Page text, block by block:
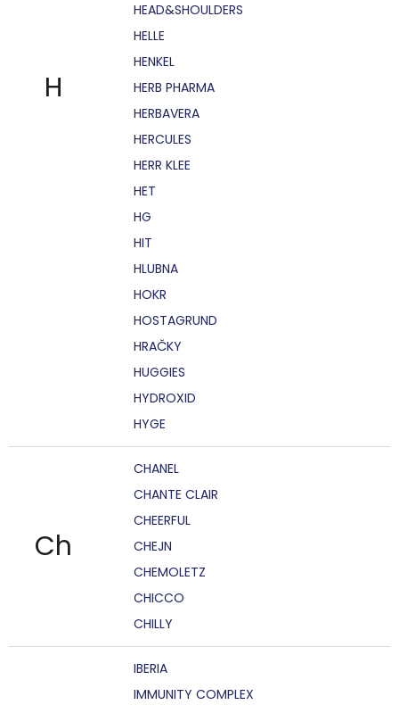
H
HEAD&SHOULDERS
HELLE
HENKEL
HERB PHARMA
HERBAVERA
HERCULES
HERR KLEE
HET
HG
HIT
HLUBNA
HOKR
HOSTAGRUND
HRAČKY
HUGGIES
HYDROXID
HYGE
Ch
CHANEL
CHANTE CLAIR
CHEERFUL
CHEJN
CHEMOLETZ
CHICCO
CHILLY
IBERIA
IMMUNITY COMPLEX